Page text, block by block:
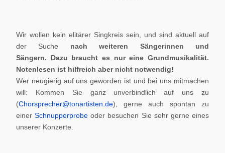
Wir wollen kein elitärer Singkreis sein, und sind aktuell auf
der Suche nach weiteren Sängerinnen und
Sängern. Dazu braucht es nur eine Grundmusikalität.
Notenlesen ist hilfreich aber nicht notwendig!
Wer neugierig auf uns geworden ist und bei uns mitmachen
will: Kommen Sie ganz unverbindlich auf uns zu
(Chorsprecher@tonartisten.de), gerne auch spontan zu
einerSchnupperprobe oder besuchen Sie sehr gerne eines
unserer Konzerte.